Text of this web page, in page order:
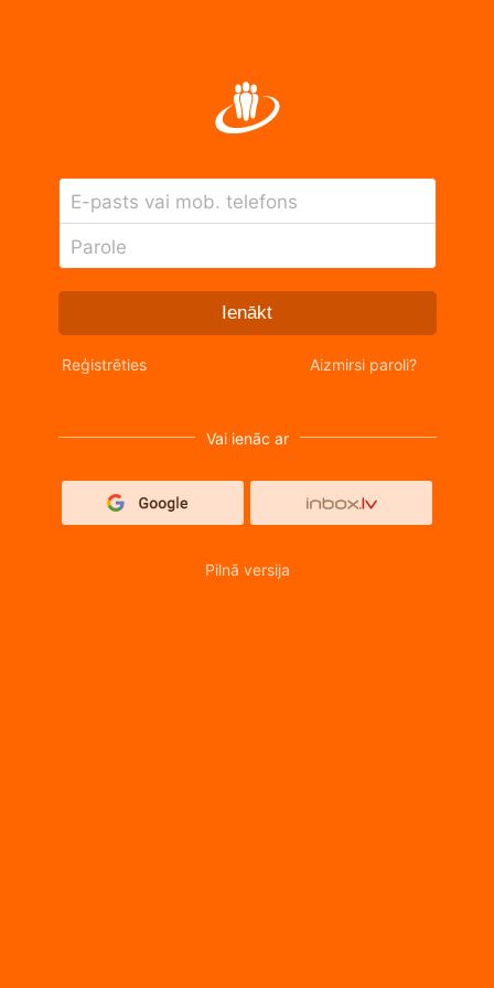
E-pasts vai mob. telefons
Parole
Ienākt
Reģistrēties Aizmirsi paroli?
Vai ienāc ar
Pilnā versija